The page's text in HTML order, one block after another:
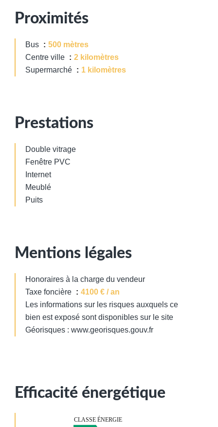
Proximités
Bus
500 mètres
Centre ville
2 kilomètres
Supermarché
1 kilomètres
Prestations
Double vitrage
Fenêtre PVC
Internet
Meublé
Puits
Mentions légales
Honoraires à la charge du vendeur
Taxe foncière
4100 € / an
Les informations sur les risques auxquels ce
bien est exposé sont disponibles sur le site
Géorisques : www.georisques.gouv.fr
Efficacité énergétique